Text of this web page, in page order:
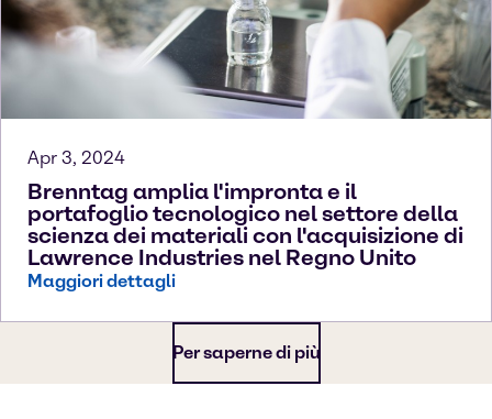
Apr 3, 2024
Brenntag amplia l'impronta e il
portafoglio tecnologico nel settore della
scienza dei materiali con l'acquisizione di
Lawrence Industries nel Regno Unito
Maggiori dettagli
Per saperne di più